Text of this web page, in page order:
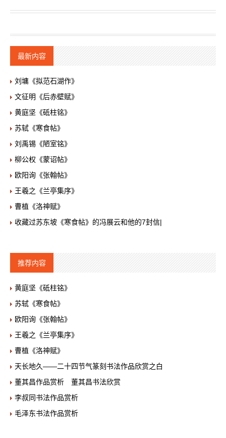
最新内容
刘墉《拟范石湖作》
文征明《后赤壁赋》
黄庭坚《砥柱铭》
苏轼《寒食帖》
刘禹锡《陋室铭》
柳公权《蒙诏帖》
欧阳询《张翰帖》
王羲之《兰亭集序》
曹植《洛神赋》
收藏过苏东坡《寒食帖》的冯展云和他的7封信|
推荐内容
黄庭坚《砥柱铭》
苏轼《寒食帖》
欧阳询《张翰帖》
王羲之《兰亭集序》
曹植《洛神赋》
天长地久——二十四节气篆刻书法作品欣赏之白
董其昌作品赏析 董其昌书法欣赏
李叔同书法作品赏析
毛泽东书法作品赏析